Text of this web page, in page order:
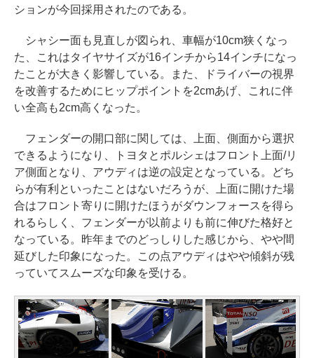
ションが今回採用されたのである。
シャシー面も見直しが図られ、車幅が10cm狭くなっ
た、これはタイヤサイズが16インチから14インチになっ
たことが大きく影響している。また、ドライバーの視界
を改善するためにヒップポイントを2cmあげ、これに伴
い全高も2cm高くなった。
フェンダーの開口部に関しては、上面、側面から選択
できるようになり、トヨタとポルシェはフロント上面/リ
ア側面となり、アウディは逆の設定となっている。どち
らが有利といったことはないだろうが、上面に開けた場
合はフロント寄りに開けたほうがダウンフォースを得ら
れるらしく、フェンダーが以前よりも前に伸びた格好と
なっている。昨年までのどっしりした感じから、やや間
延びした印象になった。この点アウディはやや傾斜が残
っていてスムーズな印象を受ける。